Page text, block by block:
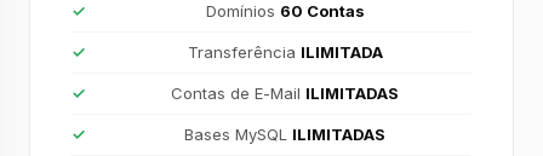
Domínios 60 Contas
Transferência ILIMITADA
Contas de E-Mail ILIMITADAS
Bases MySQL ILIMITADAS